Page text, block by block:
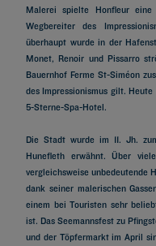
Malerei spielte Honfleur
Wegbereiter des
überhaupt wurde in der
Monet, Renoir und Pissarro
Bauernhof Ferme St-Siméon
des Impressionismus gilt.
5-Sterne-Spa-Hotel.
Die Stadt wurde im 11. Jh.
Hunefleth erwähnt. Über
vergleichsweise unbedeutende
dank seiner malerischen
einem bei Touristen sehr
ist. Das Seemannsfest zu
und der Töpfermarkt im April